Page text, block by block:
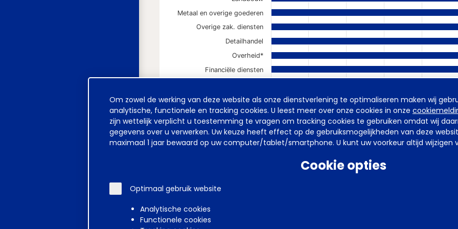
Cookie
melding
Om zowel de werking van deze website als onze dienstverlening te optimaliseren maken wij
analytische, functionele en tracking cookies. U leest meer over onze cookies in onze
zijn wettelijk verplicht u toestemming te vragen om tracking cookies te gebruiken omdat wij
gegevens over u verwerken. Uw keuze heeft effect op de gebruiksmogelijkheden van deze
maximaal 1 jaar bewaard op uw computer/tablet/smartphone. U kunt uw voorkeur altijd wijzigen
Cookie opties
Optimaal gebruik website
Analytische cookies
Functionele cookies
0% 0,2% 0,4% 0,6% 0,8%
Metaal en overige goederen
Overige zak. diensten
Detailhandel
Overheid*
Financiële diensten
* Dit gemiddelde is gebaseerd op minder dan 10 cao-akkoorden.
Gemiddelde contractloonstijging
Op twaalfmaandsbasis in cao-seizoen 2017 naar afsluitmaand
2%